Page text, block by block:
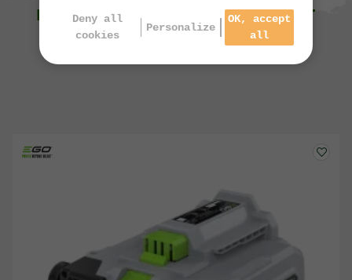
NOUS VOUS SUGGÉRONS ÉGALEMENT
Deny all
cookies
Personalize
OK, accept
all